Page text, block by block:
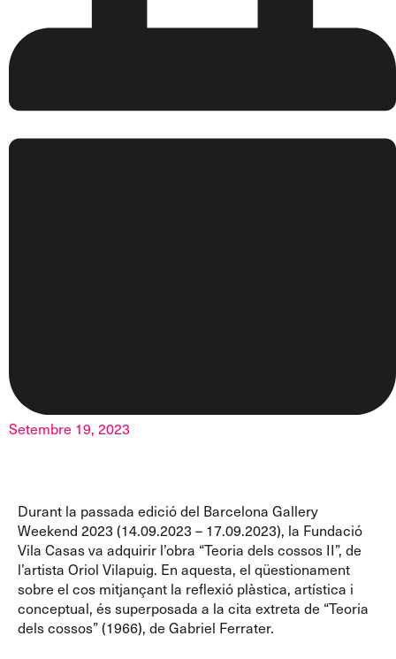
Setembre 19, 2023
Durant la passada edició del Barcelona Gallery
Weekend 2023 (14.09.2023 – 17.09.2023), la Fundació
Vila Casas va adquirir l’obra “Teoria dels cossos II”, de
l’artista Oriol Vilapuig. En aquesta, el qüestionament
sobre el cos mitjançant la reflexió plàstica, artística i
conceptual, és superposada a la cita extreta de “Teoria
dels cossos” (1966), de Gabriel Ferrater.